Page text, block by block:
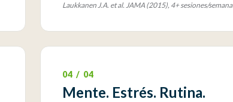
Laukkanen J.A. et al. JAMA (2015), 4+ sesiones/semana
04 / 04
Mente. Estrés. Rutina.